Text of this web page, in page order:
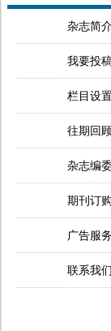
杂志简
我要投
栏目设
往期回
杂志编
期刊订购
广告服务
联系我们